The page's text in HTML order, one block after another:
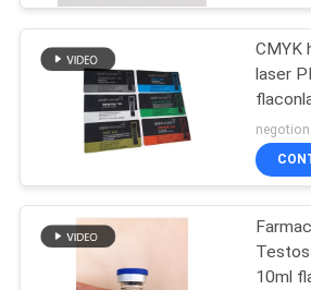
verpakkende
CMYK
laser
10ml